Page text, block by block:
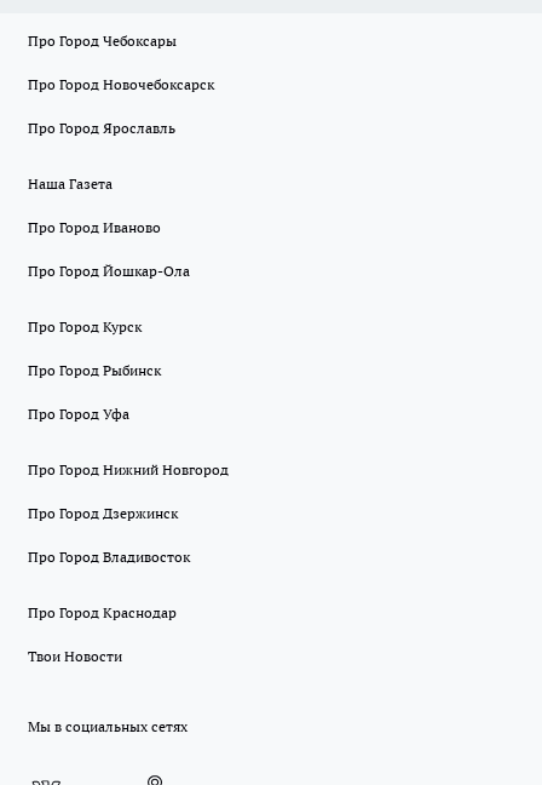
Про Город Чебоксары
Про Город Новочебоксарск
Про Город Ярославль
Наша Газета
Про Город Иваново
Про Город Йошкар-Ола
Про Город Курск
Про Город Рыбинск
Про Город Уфа
Про Город Нижний Новгород
Про Город Дзержинск
Про Город Владивосток
Про Город Краснодар
Твои Новости
Мы в социальных сетях